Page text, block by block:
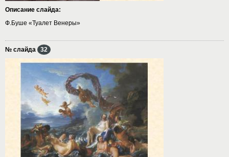
Описание слайда:
Ф.Буше «Туалет Венеры»
№ слайда 32